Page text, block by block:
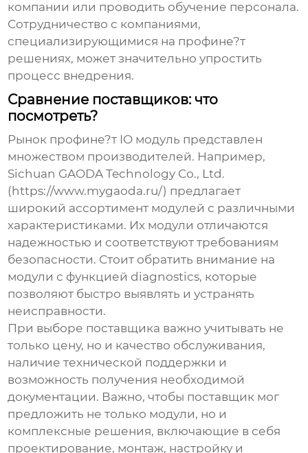
компании или проводить обучение персонала.
Сотрудничество с компаниями,
специализирующимися на профине?т
решениях, может значительно упростить
процесс внедрения.
Сравнение поставщиков: что
посмотреть?
Рынок профине?т IO модуль представлен
множеством производителей. Например,
Sichuan GAODA Technology Co., Ltd.
(https://www.mygaoda.ru/) предлагает
широкий ассортимент модулей с различными
характеристиками. Их модули отличаются
надежностью и соответствуют требованиям
безопасности. Стоит обратить внимание на
модули с функцией diagnostics, которые
позволяют быстро выявлять и устранять
неисправности.
При выборе поставщика важно учитывать не
только цену, но и качество обслуживания,
наличие технической поддержки и
возможность получения необходимой
документации. Важно, чтобы поставщик мог
предложить не только модули, но и
комплексные решения, включающие в себя
проектирование, монтаж, настройку и